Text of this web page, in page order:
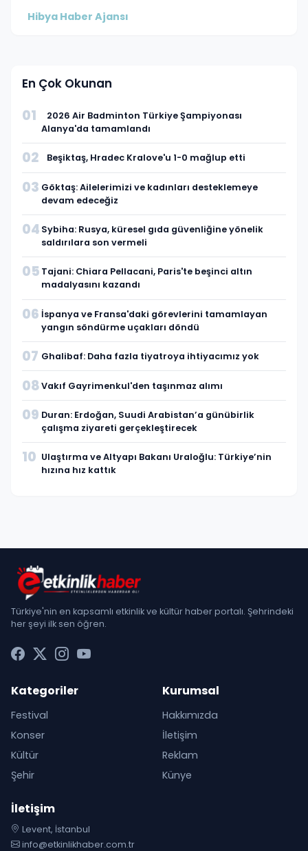
Hibya Haber Ajansı
En Çok Okunan
01
2026 Air Badminton Türkiye Şampiyonası
Alanya'da tamamlandı
02 Beşiktaş, Hradec Kralove'u 1-0 mağlup etti
03 Göktaş: Ailelerimizi ve kadınları desteklemeye
devam edeceğiz
04 Sybiha: Rusya, küresel gıda güvenliğine yönelik
saldırılara son vermeli
05 Tajani: Chiara Pellacani, Paris'te beşinci altın
madalyasını kazandı
06 İspanya ve Fransa'daki görevlerini tamamlayan
yangın söndürme uçakları döndü
07 Ghalibaf: Daha fazla tiyatroya ihtiyacımız yok
08Vakıf Gayrimenkul'den taşınmaz alımı
09 Duran: Erdoğan, Suudi Arabistan’a günübirlik
çalışma ziyareti gerçekleştirecek
10 Ulaştırma ve Altyapı Bakanı Uraloğlu: Türkiye’nin
hızına hız kattık
Türkiye'nin en kapsamlı etkinlik ve kültür haber portalı. Şehrindeki
her şeyi ilk sen öğren.
Kategoriler
Festival
Konser
Kültür
Şehir
Kurumsal
Hakkımızda
İletişim
Reklam
Künye
İletişim
Levent, İstanbul
info@etkinlikhaber.com.tr